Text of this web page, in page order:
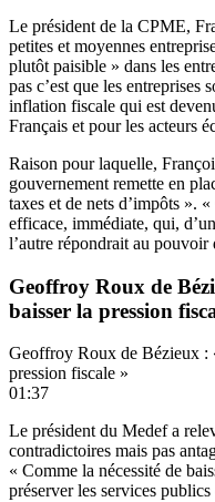
Le président de la CPME,
petites et moyennes
plutôt paisible » dans les
pas c’est que les entreprises
inflation fiscale qui est
Français et pour les acteurs
Raison pour laquelle,
gouvernement remette en
taxes et de nets d’impôts ».
efficace, immédiate, qui,
l’autre répondrait au pouvoir
Geoffroy Roux de
baisser la pression
Geoffroy Roux de Bézieux :
pression fiscale »
01:37
Le président du Medef a
contradictoires mais pas
« Comme la nécessité de
préserver les services